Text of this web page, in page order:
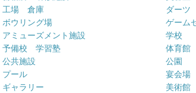
工場 倉庫
ダーツ
ボウリング場
ゲーム
アミューズメント施設
学校
予備校 学習塾
体育館
公共施設
公園
プール
宴会場
ギャラリー 美術館